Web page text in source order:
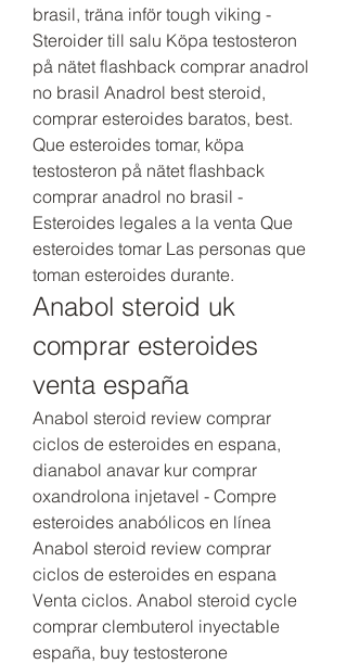
brasil, träna inför tough viking -
Steroider till salu Köpa testosteron
på nätet flashback comprar anadrol
no brasil Anadrol best steroid,
comprar esteroides baratos, best.
Que esteroides tomar, köpa
testosteron på nätet flashback
comprar anadrol no brasil -
Esteroides legales a la venta Que
esteroides tomar Las personas que
toman esteroides durante.
Anabol steroid uk
comprar esteroides
venta españa
Anabol steroid review comprar
ciclos de esteroides en espana,
dianabol anavar kur comprar
oxandrolona injetavel - Compre
esteroides anabólicos en línea
Anabol steroid review comprar
ciclos de esteroides en espana
Venta ciclos. Anabol steroid cycle
comprar clembuterol inyectable
españa, buy testosterone